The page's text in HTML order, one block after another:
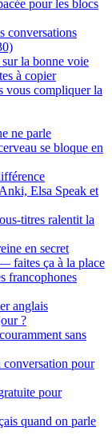
pour les blocs
conversations
la bonne voie
à copier
vous compliquer la
ne parle
se bloque en
Elsa Speak et
titres ralentit la
en secret
faites ça à la place
francophones
anglais
?
sans
pour
pour
quand on parle